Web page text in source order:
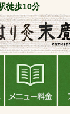
徒歩10分